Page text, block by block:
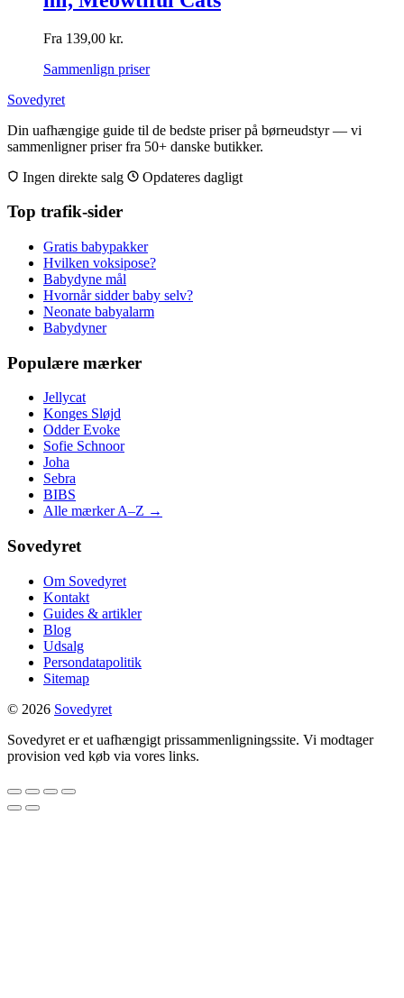
Fra 139,00 kr.
Sammenlign priser
Sovedyret
Din uafhængige guide til de bedste priser på børneudstyr — vi
sammenligner priser fra 50+ danske butikker.
Ingen direkte salg
Opdateres dagligt
Top trafik-sider
Gratis babypakker
Hvilken voksipose?
Babydyne mål
Hvornår sidder baby selv?
Neonate babyalarm
Babydyner
Populære mærker
Jellycat
Konges Sløjd
Odder Evoke
Sofie Schnoor
Joha
Sebra
BIBS
Alle mærker A–Z →
Sovedyret
Om Sovedyret
Kontakt
Guides & artikler
Blog
Udsalg
Persondatapolitik
Sitemap
© 2026 Sovedyret
Sovedyret er et uafhængigt prissammenligningssite. Vi modtager
provision ved køb via vores links.